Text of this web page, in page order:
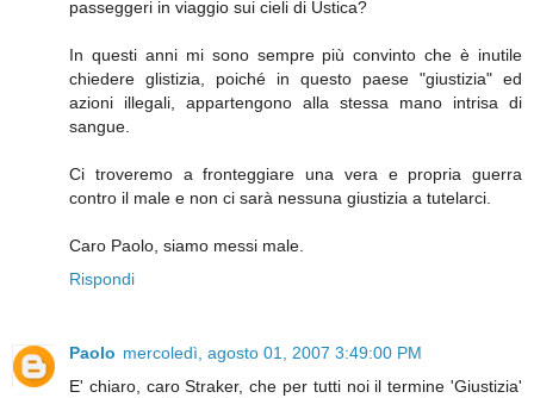
passeggeri in viaggio sui cieli di Ustica?
In questi anni mi sono sempre più convinto che è inutile
chiedere glistizia, poiché in questo paese "giustizia" ed
azioni illegali, appartengono alla stessa mano intrisa di
sangue.
Ci troveremo a fronteggiare una vera e propria guerra
contro il male e non ci sarà nessuna giustizia a tutelarci.
Caro Paolo, siamo messi male.
Rispondi
Paolo mercoledì, agosto 01, 2007 3:49:00 PM
E' chiaro, caro Straker, che per tutti noi il termine 'Giustizia'